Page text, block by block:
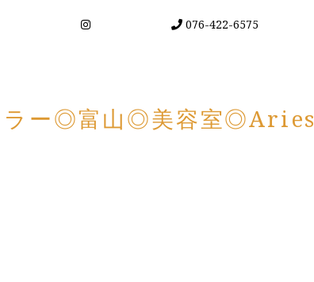
076-422-6575
ラー◎富山◎美容室◎Aries